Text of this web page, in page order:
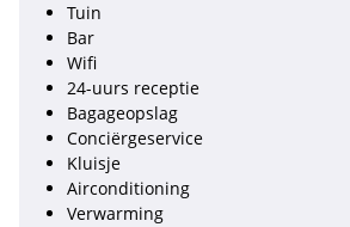
Tuin
Bar
Wifi
24-uurs receptie
Bagageopslag
Conciërgeservice
Kluisje
Airconditioning
Verwarming